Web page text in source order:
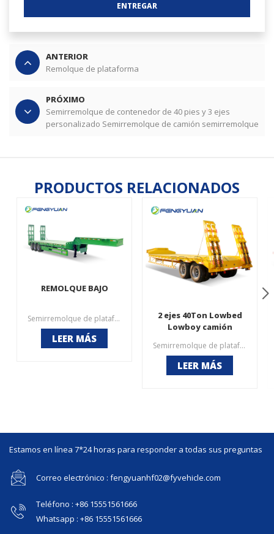
ENTREGAR
ANTERIOR
Remolque de plataforma
PRÓXIMO
Semirremolque de contenedor de 40 pies y 3 ejes
personalizado Semirremolque de camión semirremolque
PRODUCTOS RELACIONADOS
REMOLQUE BAJO
Semirremolque de plataforma baja de 3 ejes1. Longitud de superficie optimizada para una mejor carga, centro de gravedad más bajo y mayor seguridad2. Cargas puntuales elevadas debido a la estrecha separación entre travesaños3. Los ejes están hechos de marcas de fabricantes conocidas como FUWA BPW4. La suspensión neumática tiene un dispositivo de elevación para una operación más conveniente
LEER MÁS
2 ejes 40Ton Lowbed
Lowboy camión
semirremolque
Semirremolque de plataforma baja, conocido como remolque de plataforma baja, remolque lowboy. Generalmente se utilizan para transportar maquinaria de construcción y equipos grandes. Generalmente, muchos lugares son limitados, especialmente en algunos puentes. El uso de remolques de plataforma no se puede transportar, por lo que las personas usan plataformas semirremolques para transporte.
LEER MÁS
Estamos en línea 7*24 horas para responder a todas sus preguntas
Correo electrónico : fengyuanhf02@fyvehicle.com
Teléfono : +86 15551561666
Whatsapp : +86 15551561666